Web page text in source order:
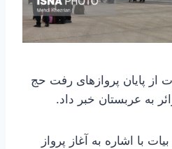
از پایان پروازهای رفت حج
با اشاره به آغاز پرواز